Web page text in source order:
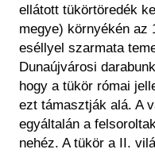
ellátott tükörtöredék
megye) környékén az
eséllyel szarmata
Dunaújvárosi
hogy a tükör római
ezt támasztják alá. A
egyáltalán a
nehéz. A tükör a II.